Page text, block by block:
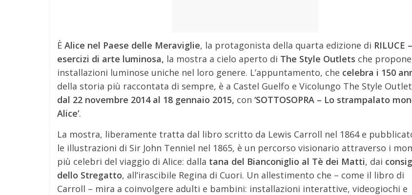
È Alice nel Paese delle Meraviglie, la protagonista della quarta edizione di RILUCE –
esercizi di arte luminosa, la mostra a cielo aperto di The Style Outlets che propone
installazioni luminose uniche nel loro genere. L’appuntamento, che celebra i 150
della storia più raccontata di sempre, è a Castel Guelfo e Vicolungo The Style
dal 22 novembre 2014 al 18 gennaio 2015, con ‘SOTTOSOPRA – Lo strampalato
Alice’.
La mostra, liberamente tratta dal libro scritto da Lewis Carroll nel 1864 e
le illustrazioni di Sir John Tenniel nel 1865, è un percorso visionario attraverso i
più celebri del viaggio di Alice: dalla tana del Bianconiglio al Tè dei Matti, dai
dello Stregatto, all’irascibile Regina di Cuori. Un allestimento che – come il libro di
Carroll – mira a coinvolgere adulti e bambini: installazioni interattive, videogiochi e